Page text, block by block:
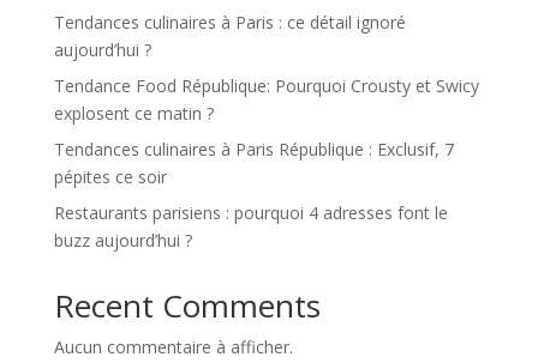
Tendances culinaires à Paris : ce détail ignoré
aujourd’hui ?
Tendance Food République: Pourquoi Crousty et Swicy
explosent ce matin ?
Tendances culinaires à Paris République : Exclusif, 7
pépites ce soir
Restaurants parisiens : pourquoi 4 adresses font le
buzz aujourd’hui ?
Recent Comments
Aucun commentaire à afficher.